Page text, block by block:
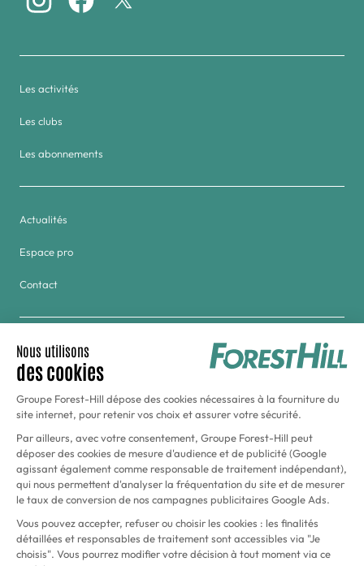
Les activités
Les clubs
Les abonnements
Actualités
Espace pro
Contact
Groupe
Golf & Tennis du Haras de Jardy
Hôtel Forest Hill Meudon-Vélizy
Aquaboulevard